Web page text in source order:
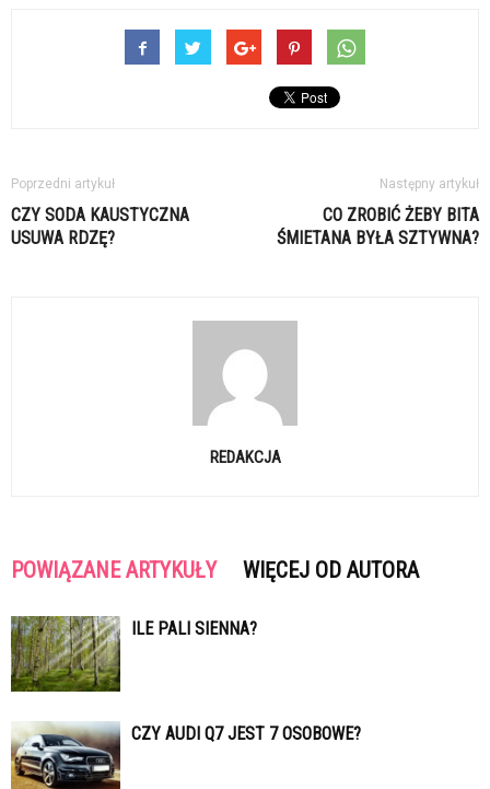
Poprzedni artykuł
CZY SODA KAUSTYCZNA
USUWA RDZĘ?
Następny artykuł
CO ZROBIĆ ŻEBY BITA
ŚMIETANA BYŁA SZTYWNA?
REDAKCJA
POWIĄZANE ARTYKUŁY WIĘCEJ OD AUTORA
ILE PALI SIENNA?
CZY AUDI Q7 JEST 7 OSOBOWE?